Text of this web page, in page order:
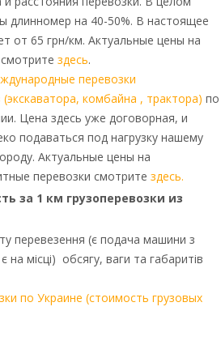
длинномер на 40-50%. В настоящее
от 65 грн/км. Актуальные цены на
здесь.
перевозки
комбайна , трактора) по
Цена здесь уже договорная, и
подаваться под нагрузку нашему
Актуальные цены на
перевозки смотрите здесь.
за 1 км грузоперевозки из
перевезення (є подача машини з
місці) обсягу, ваги та габаритів
по Украине (стоимость грузовых